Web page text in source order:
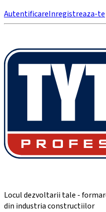
AutentificareInregistreaza-te
Locul dezvoltarii tale -
din industria constructiilor